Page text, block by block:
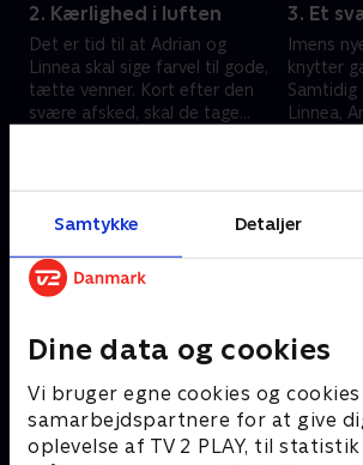
Samtykke Detaljer
Dine data og cookies
Vi bruger egne cookies og
samarbejdspartnere for at give
oplevelse af TV 2 PLAY, til
2. Kærlighed i luften
Det er tid til at Adrian og
Linnea skal sige farvel til gode,
tætte venner. Kort efter den
svære afsked, skal de tage
3. Et
Imens
knytter
Samtidig
Linnea,
10.